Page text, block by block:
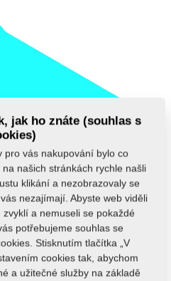
jak ho znáte (souhlas s
pro vás nakupování bylo co
našich stránkách rychle našli
klikání a nezobrazovaly se
nezajímají. Abyste web viděli
a nemuseli se pokaždé
potřebujeme souhlas se
Stisknutím tlačítka „V
cookies tak, abychom
a užitečné služby na základě